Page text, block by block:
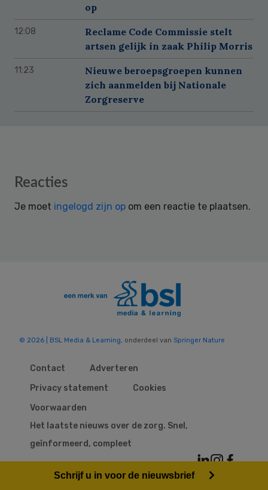
op
12:08
Reclame Code Commissie stelt
artsen gelijk in zaak Philip Morris
11:23
Nieuwe beroepsgroepen kunnen
zich aanmelden bij Nationale
Zorgreserve
Reader
Reacties
Je moet ingelogd zijn op om een reactie te plaatsen.
© 2026 | BSL Media & Learning , onderdeel van Springer Nature
Contact
Adverteren
Privacy statement
Cookies
Voorwaarden
Het laatste nieuws over de zorg. Snel,
geïnformeerd, compleet
Schrijf u in voor de nieuwsbrief